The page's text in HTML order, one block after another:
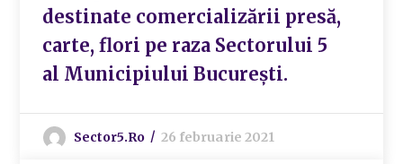
destinate comercializării presă,
carte, flori pe raza Sectorului 5
al Municipiului București.
Sector5.ro 26 februarie 2021